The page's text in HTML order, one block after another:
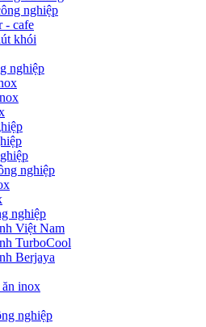
nghiệp
- cafe
khói
nghiệp
nghiệp
nghiệp
Việt Nam
TurboCool
Berjaya
inox
nghiệp